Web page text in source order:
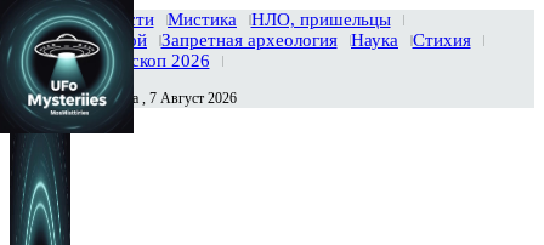
Главная Новости Мистика
НЛО, пришельцы
Тайны вселенной
Запретная археология Наука
Стихия
История
Гороскоп 2026
Сегодня Пятница , 7 Август 2026